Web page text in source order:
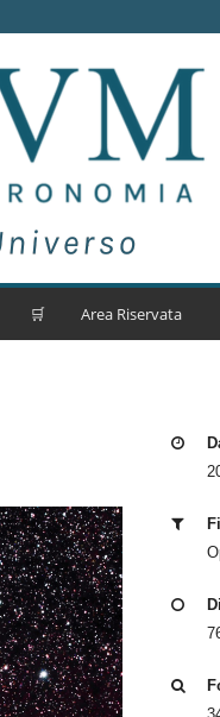
🛒 Area Riservata